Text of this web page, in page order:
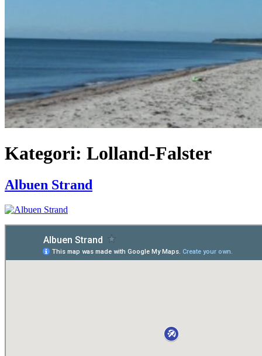
Kategori: Lolland-Falster
Albuen Strand